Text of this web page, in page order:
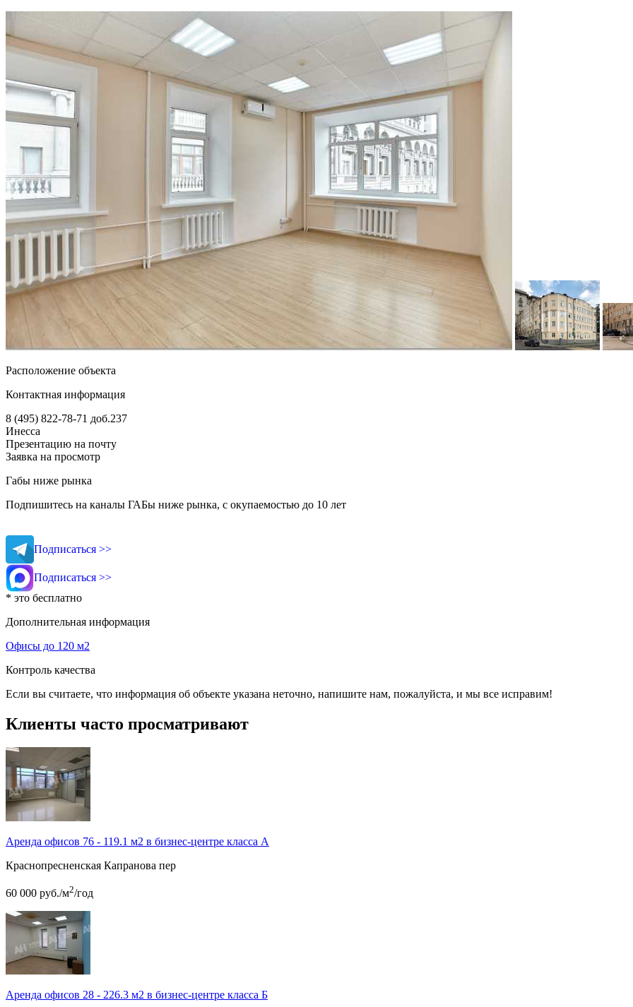
Расположение объекта
Контактная информация
8 (495) 822-78-71 доб.237
Инесса
Презентацию на почту
Заявка на просмотр
Габы ниже рынка
Подпишитесь на каналы ГАБы ниже рынка, с окупаемостью до 10 лет
Подписаться >>
Подписаться >>
* это бесплатно
Дополнительная информация
Офисы до 120 м2
Контроль качества
Если вы считаете, что информация об объекте указана неточно, напишите нам, пожалуйста, и мы все исправим!
Клиенты часто просматривают
Аренда офисов 76 - 119.1 м2 в бизнес-центре класса А
Краснопресненская Капранова пер
60 000 руб./м2/год
Аренда офисов 28 - 226.3 м2 в бизнес-центре класса Б